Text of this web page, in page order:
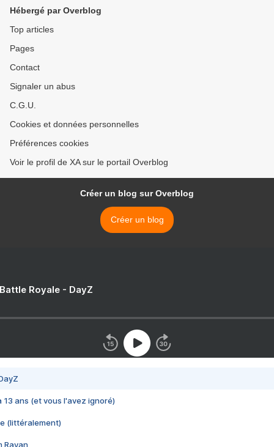
Hébergé par Overblog
Top articles
Pages
Contact
Signaler un abus
C.G.U.
Cookies et données personnelles
Préférences cookies
Voir le profil de XA sur le portail Overblog
Créer un blog sur Overblog
Créer un blog
Royale - DayZ
13 ans (et vous l'avez ignoré)
(littéralement)
Rayan